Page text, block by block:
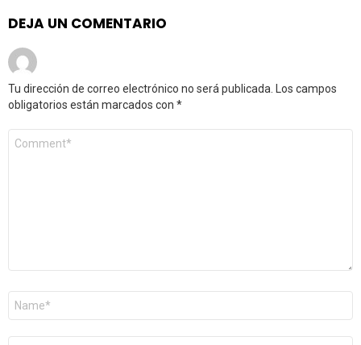
DEJA UN COMENTARIO
Tu dirección de correo electrónico no será publicada. Los campos
obligatorios están marcados con *
Comentario
Nombre